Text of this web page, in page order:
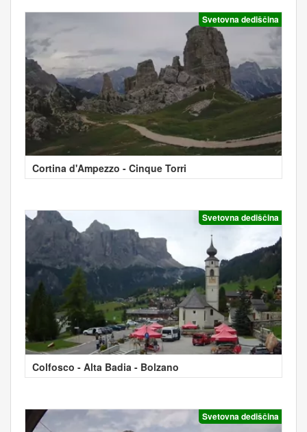
Svetovna dediščina
Cortina d'Ampezzo - Cinque Torri
Svetovna dediščina
Colfosco - Alta Badia - Bolzano
Svetovna dediščina